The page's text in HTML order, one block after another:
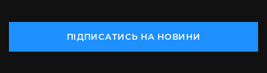
ПІДПИСАТИСЬ НА НОВИНИ